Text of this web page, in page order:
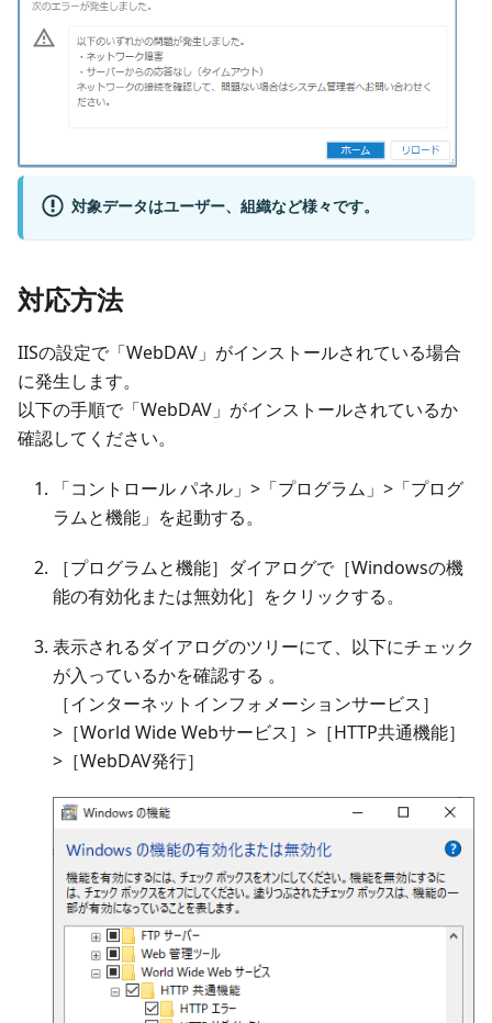
対象データはユーザー、組織など様々です。
対応方法
IISの設定で「WebDAV」がインストールされている場合
に発生します。
以下の手順で「WebDAV」がインストールされているか
確認してください。
「コントロール パネル」>「プログラム」>「プログ
ラムと機能」を起動する。
［プログラムと機能］ダイアログで［Windowsの機
能の有効化または無効化］をクリックする。
表示されるダイアログのツリーにて、以下にチェック
が入っているかを確認する 。
［インターネットインフォメーションサービス］
>［World Wide Webサービス］>［HTTP共通機能］
>［WebDAV発行］